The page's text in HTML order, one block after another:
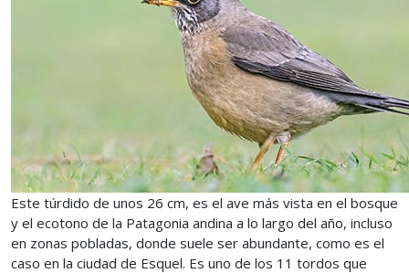
Este túrdido de unos 26 cm, es el ave más vista en el bosque
y el ecotono de la Patagonia andina a lo largo del año, incluso
en zonas pobladas, donde suele ser abundante, como es el
caso en la ciudad de Esquel. Es uno de los 11 tordos que